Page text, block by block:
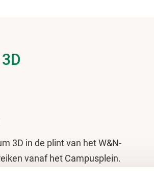
3D in de plint van het W&N-
vanaf het Campusplein.